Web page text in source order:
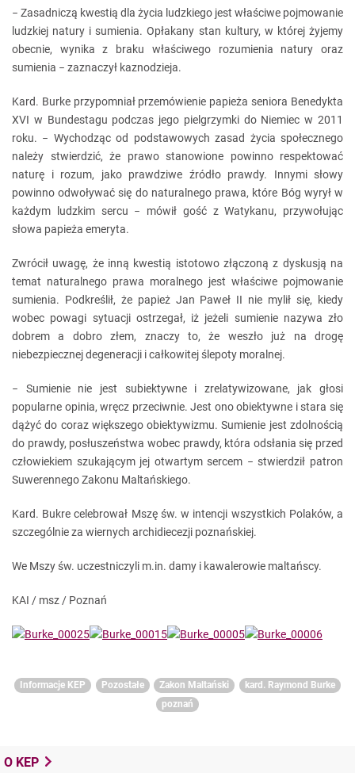
− Zasadniczą kwestią dla życia ludzkiego jest właściwe pojmowanie
ludzkiej natury i sumienia. Opłakany stan kultury, w której żyjemy
obecnie, wynika z braku właściwego rozumienia natury oraz
sumienia − zaznaczył kaznodzieja.
Kard. Burke przypomniał przemówienie papieża seniora Benedykta
XVI w Bundestagu podczas jego pielgrzymki do Niemiec w 2011
roku. − Wychodząc od podstawowych zasad życia społecznego
należy stwierdzić, że prawo stanowione powinno respektować
naturę i rozum, jako prawdziwe źródło prawdy. Innymi słowy
powinno odwoływać się do naturalnego prawa, które Bóg wyrył w
każdym ludzkim sercu − mówił gość z Watykanu, przywołując
słowa papieża emeryta.
Zwrócił uwagę, że inną kwestią istotowo złączoną z dyskusją na
temat naturalnego prawa moralnego jest właściwe pojmowanie
sumienia. Podkreślił, że papież Jan Paweł II nie mylił się, kiedy
wobec powagi sytuacji ostrzegał, iż jeżeli sumienie nazywa zło
dobrem a dobro złem, znaczy to, że weszło już na drogę
niebezpiecznej degeneracji i całkowitej ślepoty moralnej.
− Sumienie nie jest subiektywne i zrelatywizowane, jak głosi
popularne opinia, wręcz przeciwnie. Jest ono obiektywne i stara się
dążyć do coraz większego obiektywizmu. Sumienie jest zdolnością
do prawdy, posłuszeństwa wobec prawdy, która odsłania się przed
człowiekiem szukającym jej otwartym sercem − stwierdził patron
Suwerennego Zakonu Maltańskiego.
Kard. Bukre celebrował Mszę św. w intencji wszystkich Polaków, a
szczególnie za wiernych archidiecezji poznańskiej.
We Mszy św. uczestniczyli m.in. damy i kawalerowie maltańscy.
KAI / msz / Poznań
Informacje KEP Pozostałe Zakon Maltański
kard. Raymond Burke
poznań
O KEP